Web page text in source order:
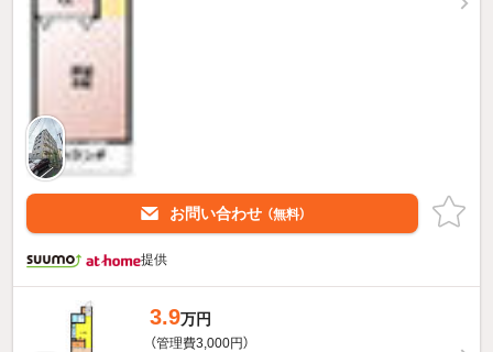
お問い合わせ （無料）
提供
3.9万円
（管理費3,000円）